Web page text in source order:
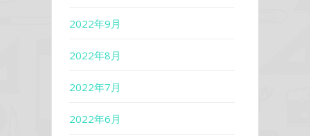
2022年9月
2022年8月
2022年7月
2022年6月